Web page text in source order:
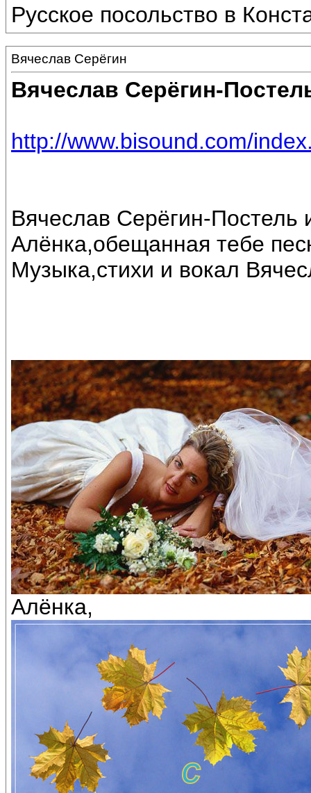
Русское посольство в
Вячеслав Серёгин
Вячеслав Серёгин-
http://www.bisound.com/
Вячеслав Серёгин-Постель
Алёнка,обещанная тебе
Музыка,стихи и вокал
Алёнка,